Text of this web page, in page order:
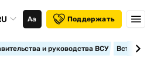
Аа Поддержать
и руководства ВСУ